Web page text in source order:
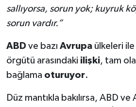
sallıyorsa, sorun yok; kuyruk
sorun vardır.”
ABDve bazı Avrupaülkeleri ile
örgütü arasındaki ilişki, tam
bağlama oturuyor.
Düz mantıkla bakılırsa, ABD